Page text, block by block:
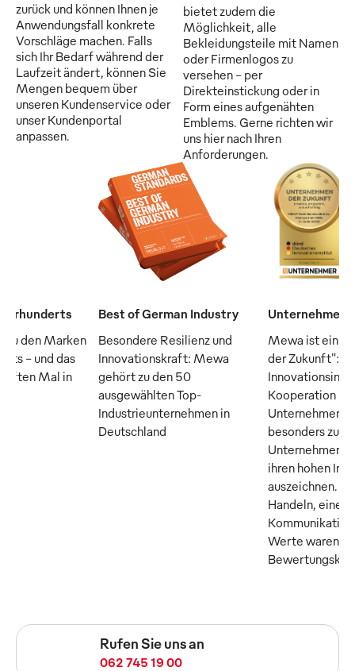
zurück und können Ihnen je
Anwendungsfall konkrete
Vorschläge machen. Falls
sich Ihr Bedarf während der
Laufzeit ändert, können Sie
Mengen bequem über
unseren Kundenservice oder
unser Kundenportal
anpassen.
bietet zudem die
Möglichkeit, alle
Bekleidungsteile mit Namen
oder Firmenlogos zu
versehen - per
Direkteinstickung oder in
Form eines aufgenähten
Emblems. Gerne richten wir
uns hier nach Ihren
Anforderungen.
den Marken
– und das
Mal in
Best of German Industry
Besondere Resilienz und
Innovationskraft: Mewa
gehört zu den 50
ausgewählten Top-
Industrieunternehmen in
Deutschland
Unternehmen
Mewa ist ein
der Zukunft":
Kooperation
Unternehmer
besonders
Unternehmen,
ihren hohen
auszeichnen.
Handeln, eine
Werte waren
Rufen Sie uns an
062 745 19 00